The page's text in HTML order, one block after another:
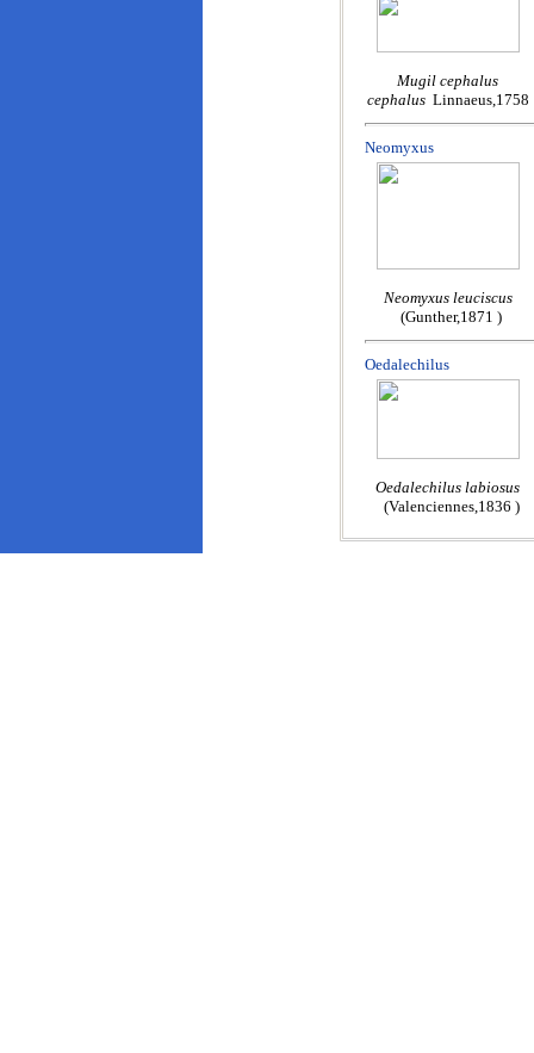
Mugil cephalus
cephalusLinnaeus,1758
Neomyxus
Neomyxus leuciscus
(Gunther,1871 )
Oedalechilus
Oedalechilus labiosus
(Valenciennes,1836 )